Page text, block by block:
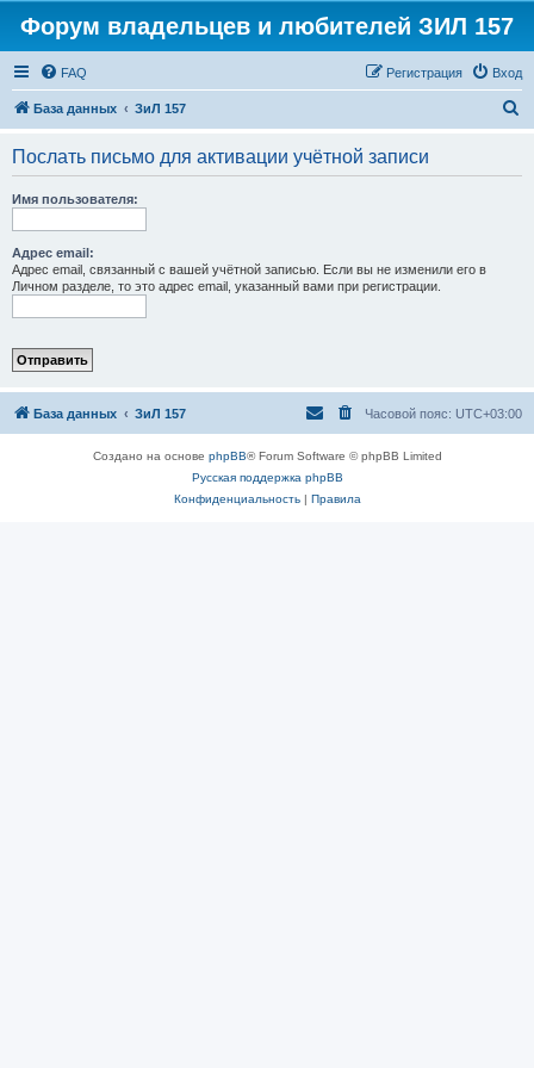
Форум владельцев и любителей ЗИЛ 157
FAQ Вход
Регистрация
База данных ЗиЛ 157
Послать письмо для активации учётной записи
Имя пользователя:
Адрес email:
Адрес email, связанный с вашей учётной записью. Если вы не изменили его в
Личном разделе, то это адрес email, указанный вами при регистрации.
База данных ЗиЛ 157 Часовой пояс: UTC+03:00
Создано на основе phpBB® Forum Software © phpBB Limited
Русская поддержка phpBB
Конфиденциальность| Правила